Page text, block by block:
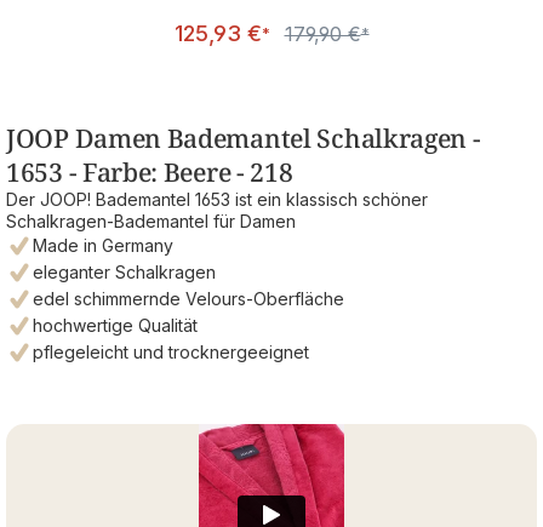
125,93 €* Regulärer Preis:
179,90 €*
JOOP Damen Bademantel Schalkragen -
1653 - Farbe: Beere - 218
Der JOOP! Bademantel 1653 ist ein klassisch schöner
Schalkragen-Bademantel für Damen
Made in Germany
eleganter Schalkragen
edel schimmernde Velours-Oberfläche
hochwertige Qualität
pflegeleicht und trocknergeeignet